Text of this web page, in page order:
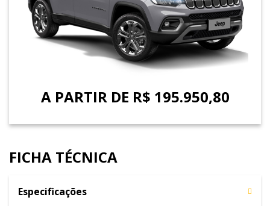
A PARTIR DE R$ 195.950,80
FICHA TÉCNICA
Especificações